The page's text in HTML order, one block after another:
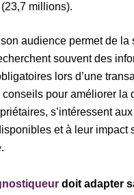
(23,7 millions).
audience permet de la
souvent des
lors d’une
conseils pour améliorer la
s’intéressent
et à leur impact
doit adapter